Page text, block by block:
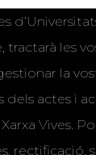
tractarà les
la
dels actes i
Vives.
rectificació,